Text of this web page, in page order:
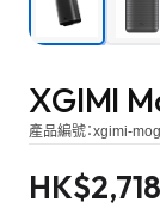
XGIMI
產品編號：xgimi-
HK$2,718